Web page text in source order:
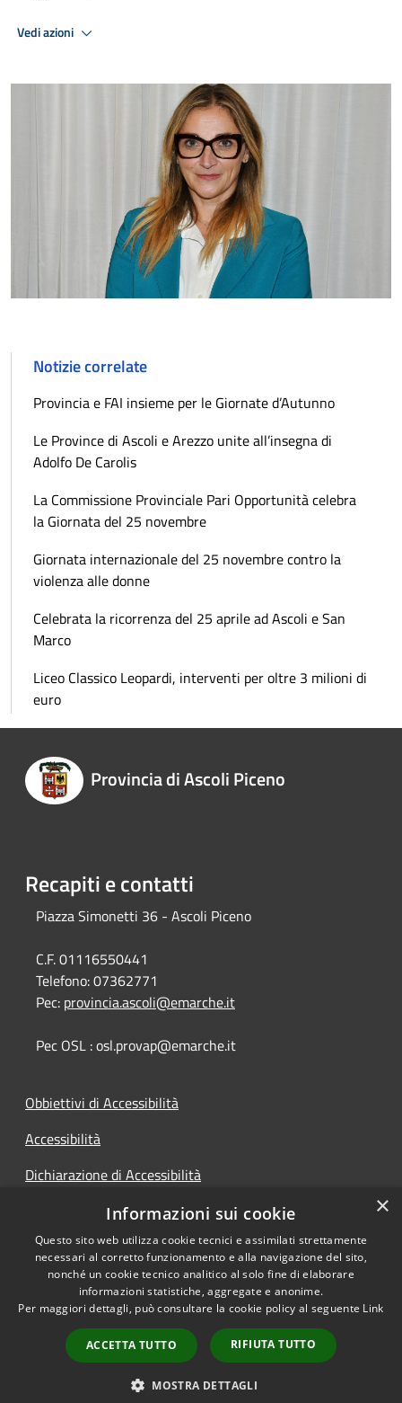
Vedi azioni
Notizie correlate
Provincia e FAI insieme per le Giornate d’Autunno
Le Province di Ascoli e Arezzo unite all’insegna di
Adolfo De Carolis
La Commissione Provinciale Pari Opportunità celebra
la Giornata del 25 novembre
Giornata internazionale del 25 novembre contro la
violenza alle donne
Celebrata la ricorrenza del 25 aprile ad Ascoli e San
Marco
Liceo Classico Leopardi, interventi per oltre 3 milioni di
euro
Provincia di Ascoli Piceno
Recapiti e contatti
Piazza Simonetti 36 - Ascoli Piceno
C.F. 01116550441
Telefono:07362771
Pec: provincia.ascoli@emarche.it
Pec OSL : osl.provap@emarche.it
Obbiettivi di Accessibilità
Accessibilità
Dichiarazione di Accessibilità
Accesso Civico
Accessibilità
Copyright © 2026 • Provincia di
Ascoli Piceno • Powered by
Municipium•
Accesso
redazione
×
Informazioni sui cookie
Questo sito web utilizza cookie tecnici e assimilati strettamente
necessari al corretto funzionamento e alla navigazione del sito,
nonché un cookie tecnico analitico al solo fine di elaborare
informazioni statistiche, aggregate e anonime.
Per maggiori dettagli, può consultare la cookie policy al seguente Link
ACCETTA TUTTO RIFIUTA TUTTO
MOSTRA DETTAGLI